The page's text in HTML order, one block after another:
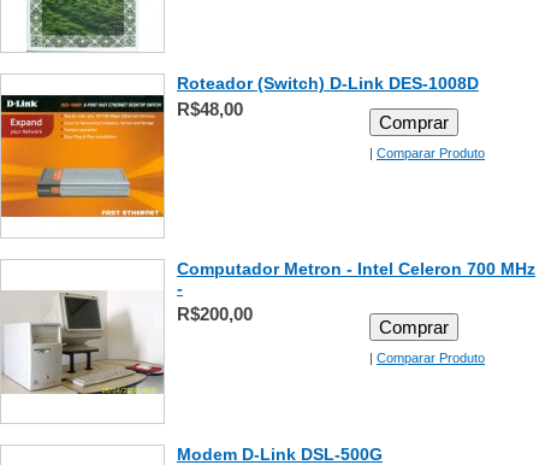
Roteador (Switch) D-Link DES-1008D
R$48,00
Comprar
| Comparar Produto
Computador Metron - Intel Celeron 700 MHz
-
R$200,00
Comprar
| Comparar Produto
Modem D-Link DSL-500G